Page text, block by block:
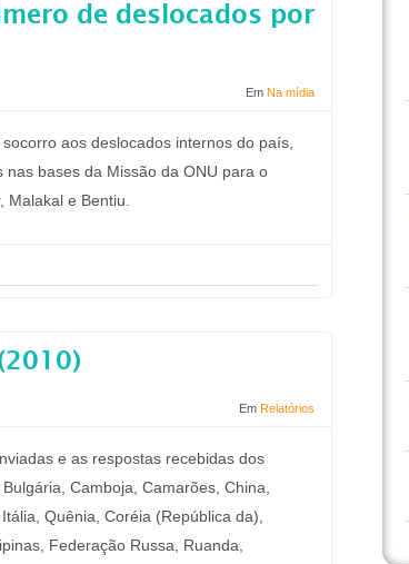
de deslocados por
Em Na mídia
aos deslocados internos do país,
bases da Missão da ONU para o
Malakal e Bentiu.
Em Relatórios
e as respostas recebidas dos
Camboja, Camarões, China,
Quênia, Coréia (República da),
Federação Russa, Ruanda,